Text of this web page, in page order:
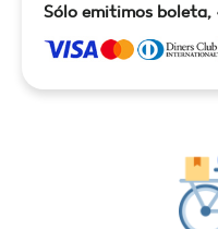
Sólo emitimos boleta,